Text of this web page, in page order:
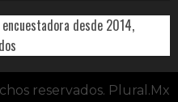
desde 2014,
reservados. Plural.Mx